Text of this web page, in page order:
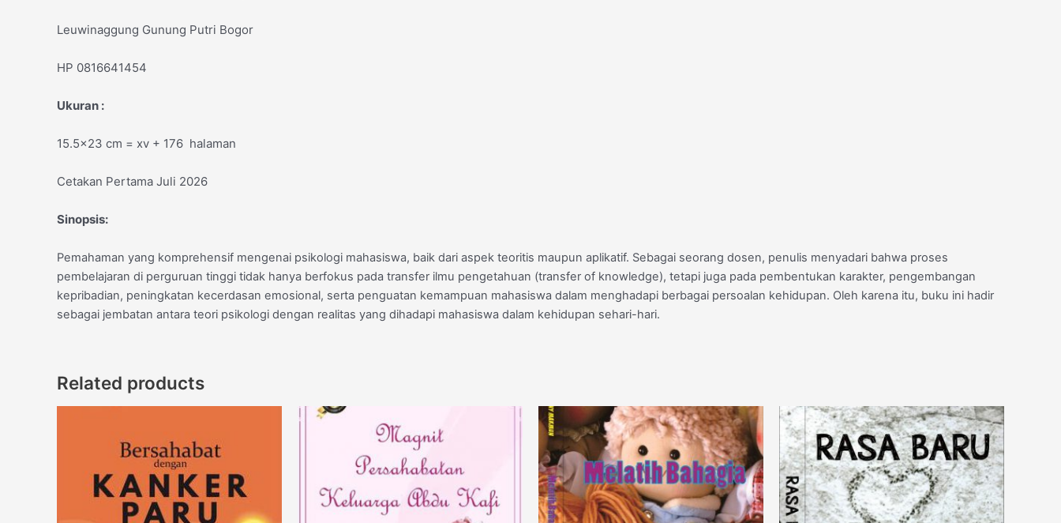
Leuwinaggung Gunung Putri Bogor
HP 0816641454
Ukuran :
15.5×23 cm = xv + 176 halaman
Cetakan Pertama Juli 2026
Sinopsis:
Pemahaman yang komprehensif mengenai psikologi mahasiswa, baik dari aspek teoritis maupun aplikatif. Sebagai seorang dosen, penulis menyadari bahwa proses
pembelajaran di perguruan tinggi tidak hanya berfokus pada transfer ilmu pengetahuan (transfer of knowledge), tetapi juga pada pembentukan karakter, pengembangan
kepribadian, peningkatan kecerdasan emosional, serta penguatan kemampuan mahasiswa dalam menghadapi berbagai persoalan kehidupan. Oleh karena itu, buku ini hadir
sebagai jembatan antara teori psikologi dengan realitas yang dihadapi mahasiswa dalam kehidupan sehari-hari.
Related products